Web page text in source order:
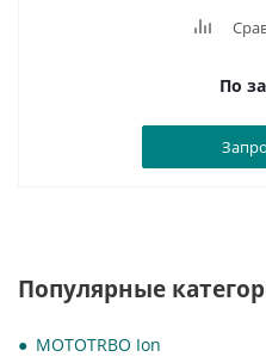
По
Популярные
MOTOTRBO Ion